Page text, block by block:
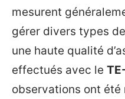
mesurent
gérer divers types
une haute qualité
effectués avec le
observations ont été